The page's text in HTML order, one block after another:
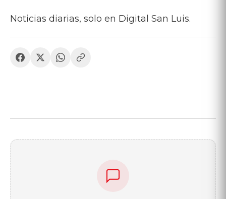
Noticias diarias, solo en Digital San Luis.